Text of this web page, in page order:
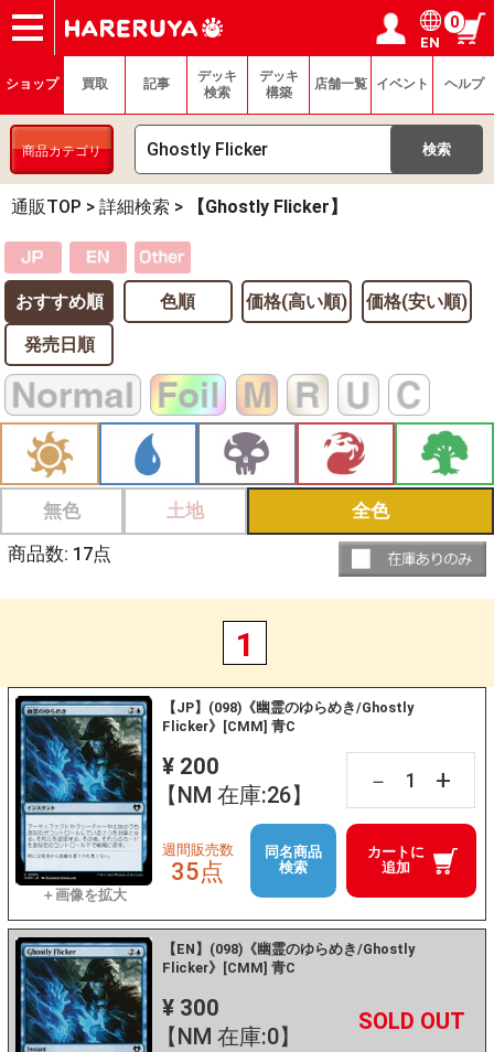
ショップ
買取
記事
デッキ検索
デッキ構築
選手一覧
店舗一覧
イベント
ヘルプ
お問い合わせ ログイン／会員登録
マイページ
EN
0
ショップ 買取 記事
デッキ
検索
デッキ
構築
店舗一覧 イベント ヘルプ
商品カテゴリ
通販TOP > 詳細検索 > 【Ghostly Flicker】
おすすめ順 色順 価格(高い順) 価格(安い順)
発売日順
無色 土地 全色
商品数: 17点
1
【JP】(098)《幽霊のゆらめき/Ghostly
Flicker》[CMM] 青C
¥ 200
【NM 在庫:26】
－ +
カートに
追加
週間販売数
35点
同名商品
検索
【EN】(098)《幽霊のゆらめき/Ghostly
Flicker》[CMM] 青C
¥ 300
【NM 在庫:0】
－ +